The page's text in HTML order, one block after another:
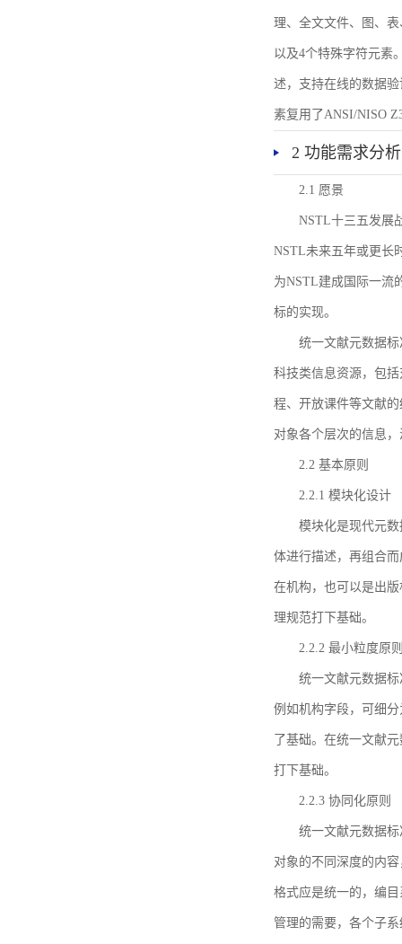
理、全文文件、图、
以及4个特殊字符元素
述，支持在线的数据
素复用了ANSI/NISO
2 功能需求分析
2.1 愿景
NSTL十三五发展
NSTL未来五年或更长
为NSTL建成国际一流
标的实现。
统一文献元数据
科技类信息资源，包
程、开放课件等文献
对象各个层次的信息
2.2 基本原则
2.2.1 模块化设计
模块化是现代元
体进行描述，再组合
在机构，也可以是出
理规范打下基础。
2.2.2 最小粒度原
统一文献元数据
例如机构字段，可细
了基础。在统一文献
打下基础。
2.2.3 协同化原则
统一文献元数据
对象的不同深度的内
格式应是统一的，编
管理的需要，各个子